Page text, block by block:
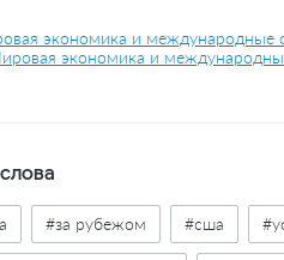
экономика и международные
экономика и
#за рубежом #сша